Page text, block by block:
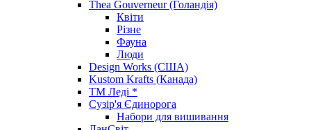
Thea Gouverneur (Голандія)
Квіти
Різне
Фауна
Люди
Design Works (США)
Kustom Krafts (Канада)
ТМ Леді *
Сузір'я Єдинорога
Набори для вишивання